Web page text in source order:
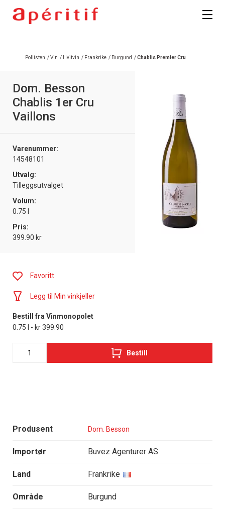
Pollisten /Vin / Hvitvin / Frankrike / Burgund /Chablis Premier Cru
Dom. Besson
Chablis 1er Cru
Vaillons
Varenummer:
14548101
Utvalg:
Tilleggsutvalget
Volum:
0.75 l
Pris:
399.90 kr
Produsent Dom. Besson
Importør Buvez Agenturer AS
Land Frankrike
Område Burgund
Favoritt
Legg til Min vinkjeller
Bestill fra Vinmonopolet
0.75 l - kr 399.90
Bestill